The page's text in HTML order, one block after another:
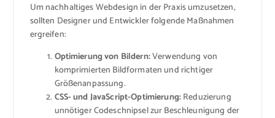
Um nachhaltiges Webdesign in der Praxis umzusetzen,
sollten Designer und Entwickler folgende Maßnahmen
ergreifen:
Optimierung von Bildern:Verwendung von
komprimierten Bildformaten und richtiger
Größenanpassung.
CSS- und JavaScript-Optimierung:Reduzierung
unnötiger Codeschnipsel zur Beschleunigung der